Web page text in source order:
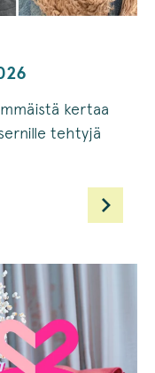
kertaa
tehtyjä